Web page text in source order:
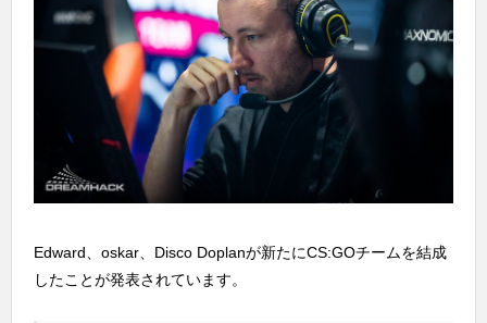
Edward、oskar、Disco Doplanが新たにCS:GOチームを結成
したことが発表されています。